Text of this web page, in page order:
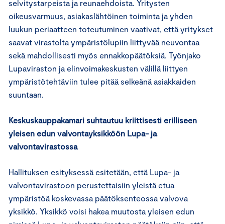
selvitystarpeista ja reunaehdoista. Yritysten
oikeusvarmuus, asiakaslähtöinen toiminta ja yhden
luukun periaatteen toteutuminen vaativat, että yritykset
saavat virastolta ympäristölupiin liittyvää neuvontaa
sekä mahdollisesti myös ennakkopäätöksiä. Työnjako
Lupaviraston ja elinvoimakeskusten välillä liittyen
ympäristötehtäviin tulee pitää selkeänä asiakkaiden
suuntaan.
Keskuskauppakamari suhtautuu kriittisesti erilliseen
yleisen edun valvontayksikköön Lupa- ja
valvontavirastossa
Hallituksen esityksessä esitetään, että Lupa- ja
valvontavirastoon perustettaisiin yleistä etua
ympäristöä koskevassa päätöksenteossa valvova
yksikkö. Yksikkö voisi hakea muutosta yleisen edun